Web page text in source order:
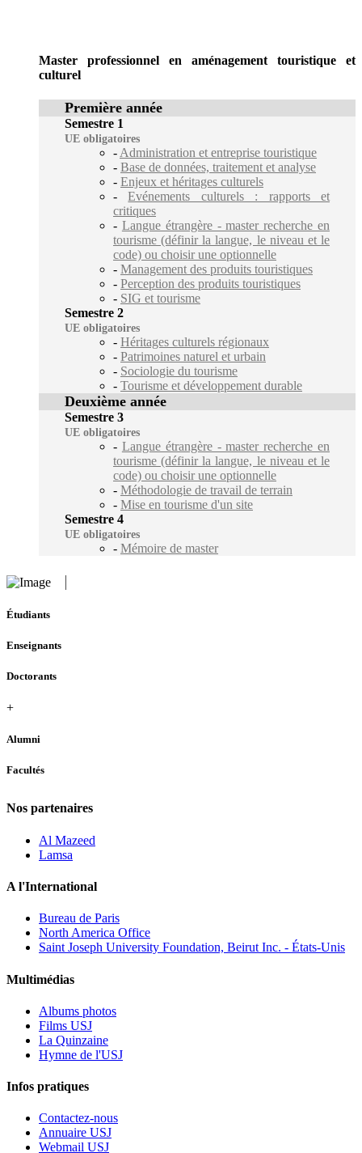
Master professionnel en aménagement touristique et
culturel
Première année
Semestre 1
UE obligatoires
- Administration et entreprise touristique
- Base de données, traitement et analyse
- Enjeux et héritages culturels
-Evénements culturels : rapports et
critiques
- Langue étrangère - master recherche en
tourisme (définir la langue, le niveau et le
code) ou choisir une optionnelle
- Management des produits touristiques
- Perception des produits touristiques
- SIG et tourisme
Semestre 2
UE obligatoires
- Héritages culturels régionaux
- Patrimoines naturel et urbain
- Sociologie du tourisme
- Tourisme et développement durable
Deuxième année
Semestre 3
UE obligatoires
- Langue étrangère - master recherche en
tourisme (définir la langue, le niveau et le
code) ou choisir une optionnelle
- Méthodologie de travail de terrain
- Mise en tourisme d'un site
Semestre 4
UE obligatoires
- Mémoire de master
Étudiants
Enseignants
Doctorants
+
Alumni
Facultés
Nos partenaires
Al Mazeed
Lamsa
A l'International
Bureau de Paris
North America Office
Saint Joseph University Foundation, Beirut Inc. - États-Unis
Multimédias
Albums photos
Films USJ
La Quinzaine
Hymne de l'USJ
Infos pratiques
Contactez-nous
Annuaire USJ
Webmail USJ